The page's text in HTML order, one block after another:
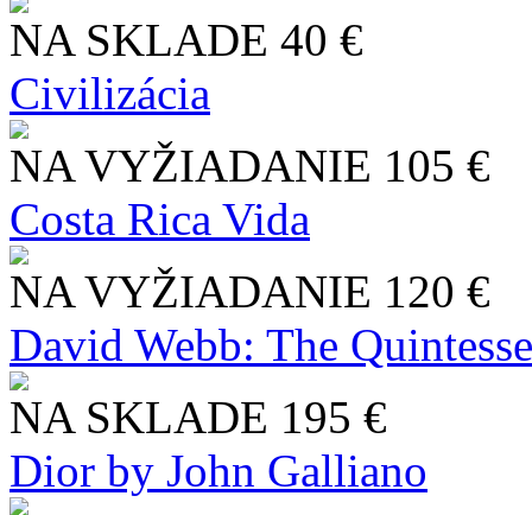
NA SKLADE 40 €
Civilizácia
NA VYŽIADANIE 105 €
Costa Rica Vida
NA VYŽIADANIE 120 €
David Webb: The
NA SKLADE 195 €
Dior by John Galliano